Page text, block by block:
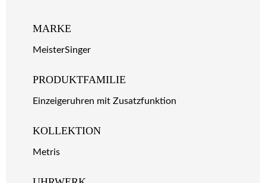
MARKE
MeisterSinger
PRODUKTFAMILIE
Einzeigeruhren mit Zusatzfunktion
KOLLEKTION
Metris